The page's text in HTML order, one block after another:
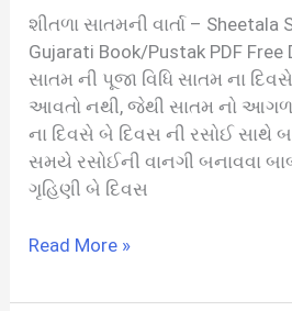
શીતળા સાતમની વાર્તા –
Gujarati Book/Pustak PDF Free
સાતમ ની પૂજા વિધિ સાતમ ના
આવતો નથી, જેથી સાતમ નો આગળ
ના દિવસે બે દિવસ ની રસોઈ
સમયે રસોઈની વાનગી બનાવવા
ગૃહિણી બે દિવસ
શીતળા
વાર્તા
Read More »